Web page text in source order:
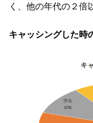
く、他の年代の２倍
キャッシングした時